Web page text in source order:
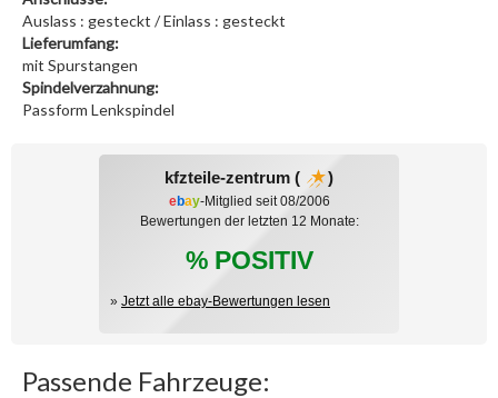
Auslass : gesteckt / Einlass : gesteckt
Lieferumfang:
mit Spurstangen
Spindelverzahnung:
Passform Lenkspindel
kfzteile-zentrum ( )
ebay-Mitglied seit 08/2006
Bewertungen der letzten 12 Monate:
% POSITIV
» Jetzt alle ebay-Bewertungen lesen
Passende Fahrzeuge: